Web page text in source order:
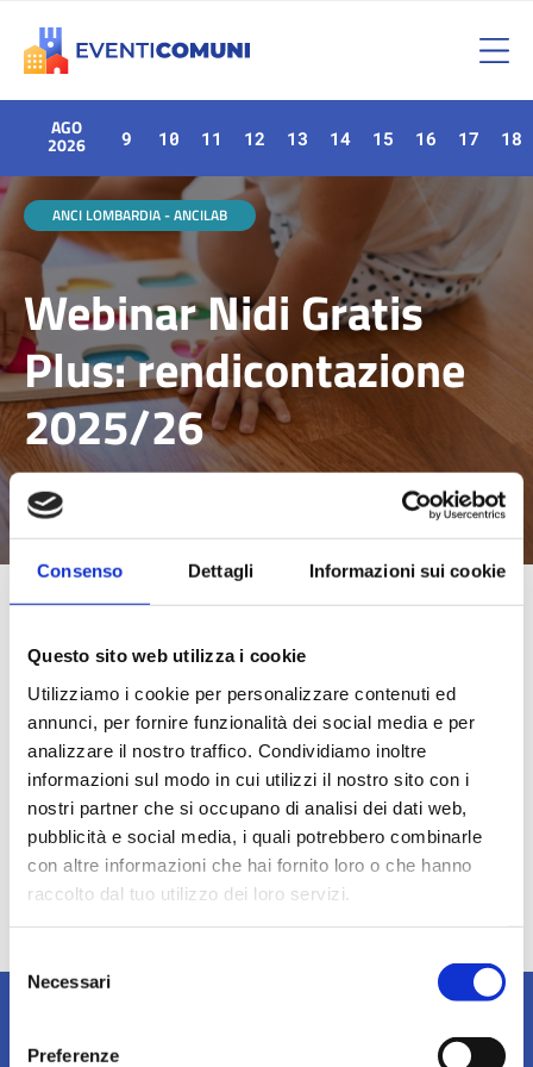
Consenso Dettagli Informazioni sui cookie
Questo sito web utilizza i cookie
Utilizziamo i cookie per personalizzare contenuti ed
annunci, per fornire funzionalità dei social media e per
analizzare il nostro traffico. Condividiamo inoltre
informazioni sul modo in cui utilizzi il nostro sito con i
nostri partner che si occupano di analisi dei dati web,
pubblicità e social media, i quali potrebbero combinarle
con altre informazioni che hai fornito loro o che hanno
raccolto dal tuo utilizzo dei loro servizi.
delNecessari
Preferenze
AGO
2026 9 10 11 12 13 14 15 16 17 18
ANCI LOMBARDIA - ANCILAB
Webinar Nidi Gratis
Plus: rendicontazione
2025/26
Date e Luoghi
9 FEBBRAIO 2026
Milano (MI)
09:30 - 11:30
Evento on-line
413 posti
SCOPRI EVENTO